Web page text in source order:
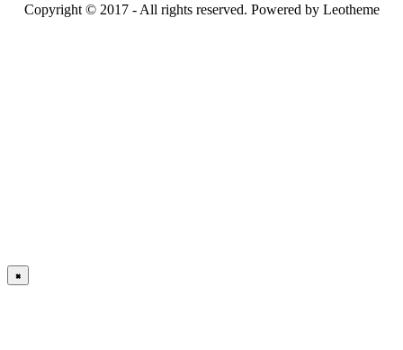
Copyright © 2017 - All rights reserved. Powered by Leotheme
×